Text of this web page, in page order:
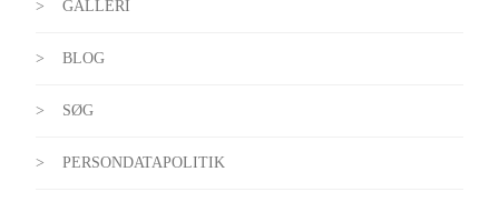
GALLERI
BLOG
SØG
PERSONDATAPOLITIK